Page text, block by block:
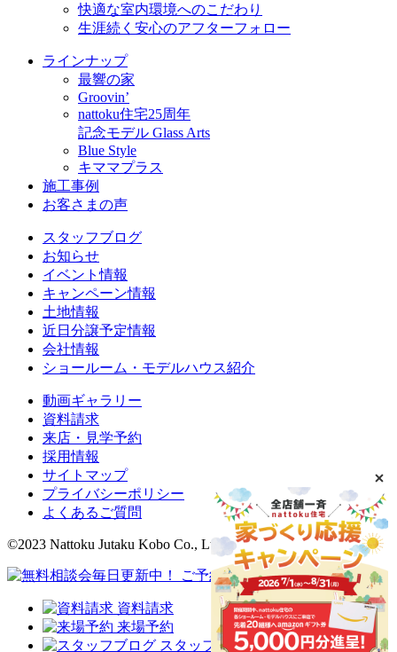
快適な室内環境へのこだわり
生涯続く安心のアフターフォロー
ラインナップ
最響の家
Groovin’
nattoku住宅25周年
記念モデル Glass Arts
Blue Style
キママプラス
施工事例
お客さまの声
スタッフブログ
お知らせ
イベント情報
キャンペーン情報
土地情報
近日分譲予定情報
会社情報
ショールーム・モデルハウス紹介
動画ギャラリー
資料請求
来店・見学予約
採用情報
サイトマップ
プライバシーポリシー
よくあるご質問
©2023 Nattoku Jutaku Kobo Co., Ltd.
資料請求
来場予約
スタッフブログ